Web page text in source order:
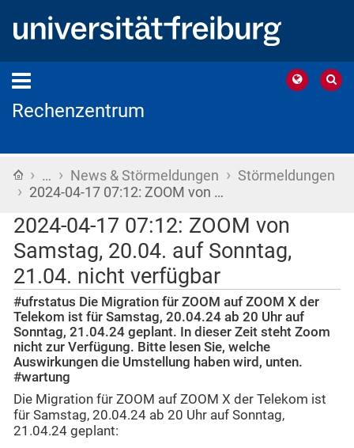
Rechenzentrum
Startseite
› … › News & Störmeldungen › Störmeldungen
› 2024-04-17 07:12: ZOOM von …
2024-04-17 07:12: ZOOM von
Samstag, 20.04. auf Sonntag,
21.04. nicht verfügbar
#ufrstatus Die Migration für ZOOM auf ZOOM X der
Telekom ist für Samstag, 20.04.24 ab 20 Uhr auf
Sonntag, 21.04.24 geplant. In dieser Zeit steht Zoom
nicht zur Verfügung. Bitte lesen Sie, welche
Auswirkungen die Umstellung haben wird, unten.
#wartung
Die Migration für ZOOM auf ZOOM X der Telekom ist
für Samstag, 20.04.24 ab 20 Uhr auf Sonntag,
21.04.24 geplant: